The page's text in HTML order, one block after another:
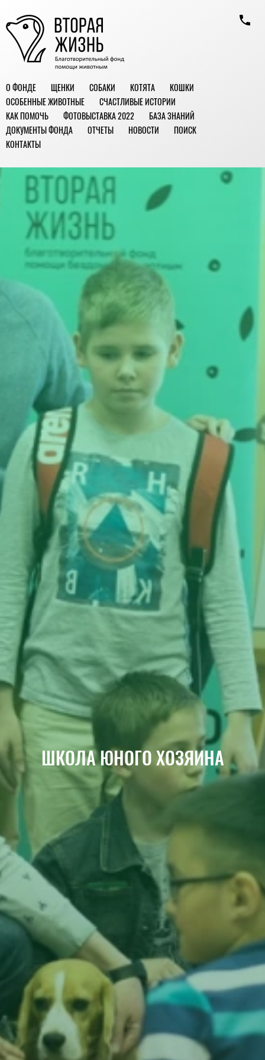
О ФОНДЕ ЩЕНКИ СОБАКИ КОТЯТА
КОШКИ
ОСОБЕННЫЕ ЖИВОТНЫЕ
СЧАСТЛИВЫЕ ИСТОРИИ
КАК ПОМОЧЬ
ФОТОВЫСТАВКА 2022
БАЗА ЗНАНИЙ
ДОКУМЕНТЫ ФОНДА
ОТЧЕТЫ НОВОСТИ
ПОИСК
КОНТАКТЫ
ШКОЛА ЮНОГО ХОЗЯИНА